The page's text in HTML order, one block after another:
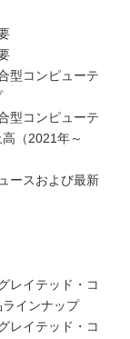
型コンピューテ
型コンピューテ
（2021年～
ースおよび最新
レイテッド・コ
インナップ
レイテッド・コ